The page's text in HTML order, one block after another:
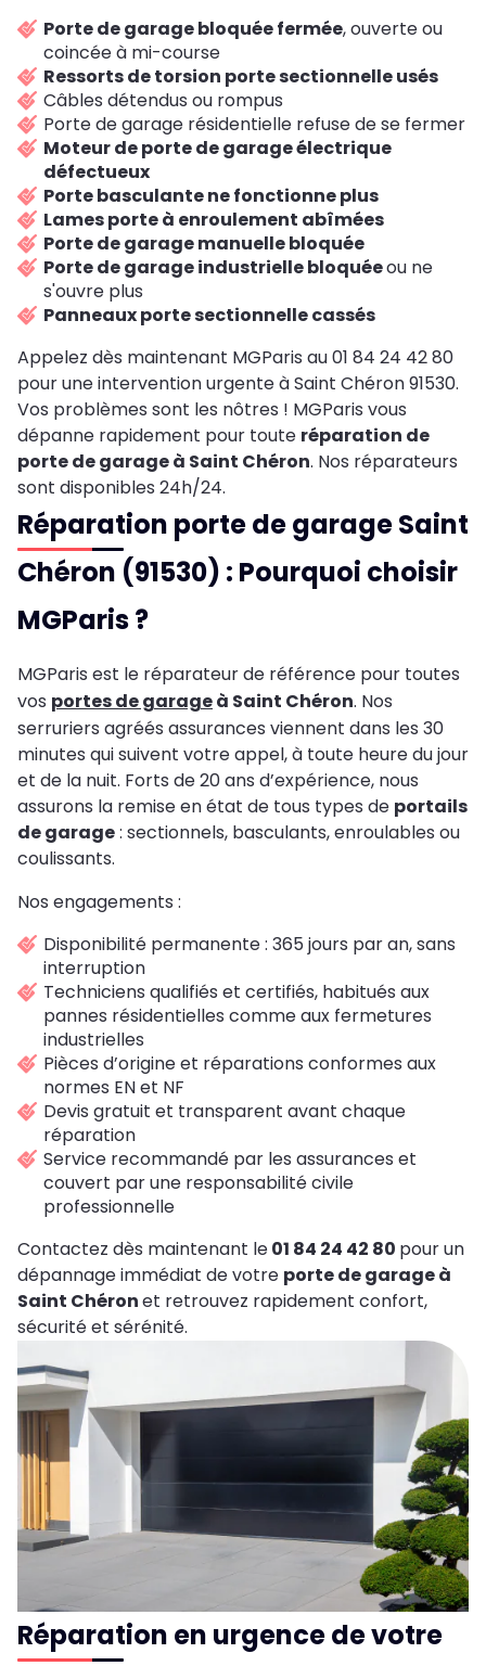
Porte de garage bloquée fermée, ouverte ou
coincée à mi-course
Ressorts de torsion porte sectionnelle usés
Câbles détendus ou rompus
Porte de garage résidentielle refuse de se fermer
Moteur de porte de garage électrique
défectueux
Porte basculante ne fonctionne plus
Lames porte à enroulement abîmées
Porte de garage manuelle bloquée
Porte de garage industrielle bloquéeou ne
s'ouvre plus
Panneaux porte sectionnelle cassés
Appelez dès maintenant MGParis au 01 84 24 42 80
pour une intervention urgente à Saint Chéron 91530.
Vos problèmes sont les nôtres ! MGParis vous
dépanne rapidement pour toute réparation de
porte de garage à Saint Chéron. Nos réparateurs
sont disponibles 24h/24.
Réparation porte de garage Saint
Chéron (91530) : Pourquoi choisir
MGParis ?
MGParis est le réparateur de référence pour toutes
vos portes de garageà Saint Chéron. Nos
serruriers agréés assurances viennent dans les 30
minutes qui suivent votre appel, à toute heure du jour
et de la nuit. Forts de 20 ans d’expérience, nous
assurons la remise en état de tous types de portails
de garage: sectionnels, basculants, enroulables ou
coulissants.
Nos engagements :
Disponibilité permanente : 365 jours par an, sans
interruption
Techniciens qualifiés et certifiés, habitués aux
pannes résidentielles comme aux fermetures
industrielles
Pièces d’origine et réparations conformes aux
normes EN et NF
Devis gratuit et transparent avant chaque
réparation
Service recommandé par les assurances et
couvert par une responsabilité civile
professionnelle
Contactez dès maintenant le01 84 24 42 80 pour un
dépannage immédiat de votre porte de garage à
Saint Chéronet retrouvez rapidement confort,
sécurité et sérénité.
Réparation en urgence de votre